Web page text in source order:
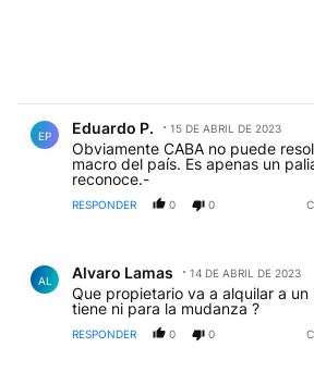
EP Eduardo P. 15 DE ABRIL DE 2023
Obviamente CABA no puede
macro del país. Es apenas un
reconoce.-
RESPONDER 0 0
AL Alvaro Lamas 14 DE ABRIL DE 2023
Que propietario va a alquilar a un
tiene ni para la mudanza ?
RESPONDER 0 0